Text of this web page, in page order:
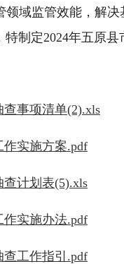
域监管效能，解
制定2024年五原
查事项清单(2).xls
作实施方案.pdf
查计划表(5).xls
作实施办法.pdf
查工作指引.pdf